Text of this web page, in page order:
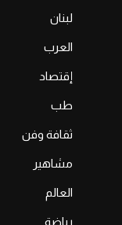
لبنان
العرب
إقتصاد
طب
ثقافة وفن
مشاهير
العالم
رياضة